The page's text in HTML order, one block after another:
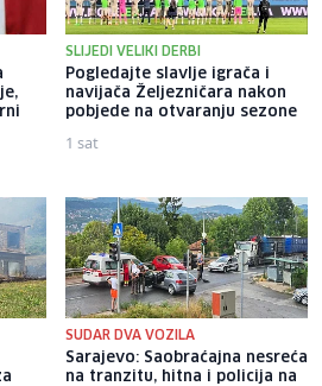
SLIJEDI VELIKI DERBI
Pogledajte slavlje igrača i
navijača Željezničara nakon
pobjede na otvaranju sezone
1 sat
SUDAR DVA VOZILA
Sarajevo: Saobraćajna nesreća
na tranzitu, hitna i policija na